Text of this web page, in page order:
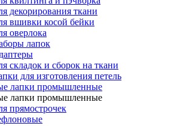
декорирования ткани
вшивки косой бейки
оверлока
лапок
складок и сборок на ткани
для изготовления петель
лапки промышленные
лапки промышленные
прямострочек